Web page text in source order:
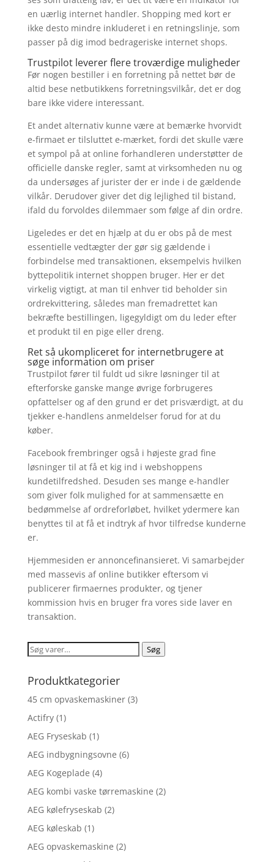
en uærlig internet handler. Shopping med kort er
ikke desto mindre inkluderet i en retningslinje, som
passer på dig imod bedrageriske internet shops.
Trustpilot leverer flere troværdige muligheder
Før nogen bestiller i en forretning på nettet bør de
altid bese netbutikkens forretningsvilkår, det er dog
bare ikke videre interessant.
Et andet alternativ kunne være at bemærke hvorvidt
e-firmaet er tilsluttet e-mærket, fordi det skulle være
et sympol på at online forhandleren understøtter de
officielle danske regler, samt at virksomheden nu og
da undersøges af jurister der er inde i de gældende
vilkår. Derudover giver det dig lejlighed til bistand,
ifald du forvoldes dilemmaer som følge af din ordre.
Ligeledes er det en hjælp at du er obs på de mest
essentielle vedtægter der gør sig gældende i
forbindelse med transaktionen, eksempelvis hvilken
byttepolitik internet shoppen bruger. Her er det
virkelig vigtigt, at man til enhver tid beholder sin
ordrekvittering, således man fremadrettet kan
bekræfte bestillingen, ligegyldigt om du leder efter
et produkt til en pige eller dreng.
Ret så ukompliceret for internetbrugere at
søge information om priser
Trustpilot fører til fuldt ud sikre løsninger til at
efterforske ganske mange øvrige forbrugeres
opfattelser og af den grund er det prisværdigt, at du
tjekker e-handlens anmeldelser forud for at du
køber.
Facebook frembringer også i højeste grad fine
løsninger til at få et kig ind i webshoppens
kundetilfredshed. Desuden ses mange e-handler
som giver folk mulighed for at sammensætte en
bedømmelse af ordreforløbet, hvilket ydermere kan
benyttes til at få et indtryk af hvor tilfredse kunderne
er.
Hjemmesiden er annoncefinansieret. Vi samarbejder
med massevis af online butikker eftersom vi
publicerer firmaernes produkter, og tjener
kommission hvis en bruger fra vores side laver en
transaktion.
Søg
Søg
Produktkategorier
45 cm opvaskemaskiner (3)
Actifry (1)
AEG Fryseskab (1)
AEG indbygningsovne (6)
AEG Kogeplade (4)
AEG kombi vaske tørremaskine (2)
AEG kølefryseskab (2)
AEG køleskab (1)
AEG opvaskemaskine (2)